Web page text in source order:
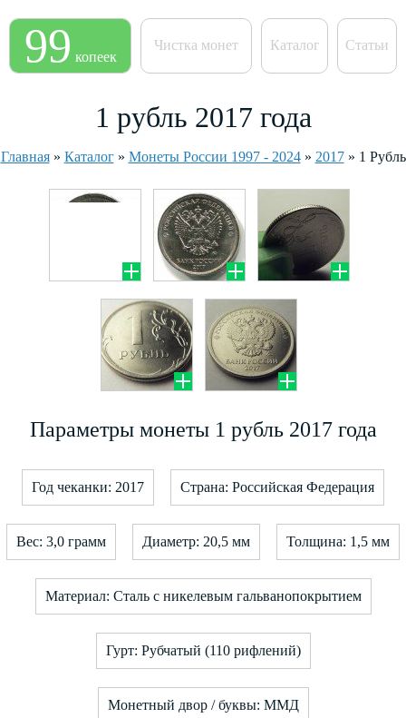
99 копеек
Чистка монет Каталог Статьи
1 рубль 2017 года
Главная» Каталог» Монеты России 1997 - 2024» 2017» 1 Рубль
Параметры монеты 1 рубль 2017 года
Год чеканки: 2017 Страна: Российская Федерация
Вес: 3,0 грамм Диаметр: 20,5 мм Толщина: 1,5 мм
Материал: Сталь с никелевым гальванопокрытием
Гурт: Рубчатый (110 рифлений)
Монетный двор / буквы: ММД